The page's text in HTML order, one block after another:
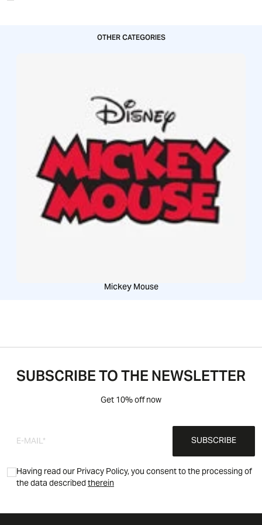
OTHER CATEGORIES
Mickey Mouse
SUBSCRIBE TO THE NEWSLETTER
Get 10% off now
SUBSCRIBE
Having read our Privacy Policy, you consent to the processing of
the data describedtherein